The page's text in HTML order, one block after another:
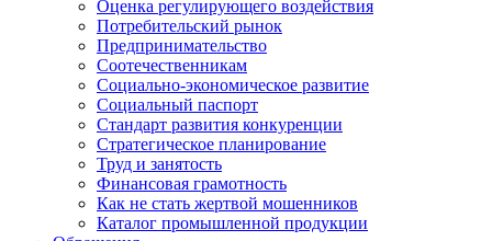
Оценка регулирующего воздействия
Потребительский рынок
Предпринимательство
Соотечественникам
Социально-экономическое развитие
Социальный паспорт
Стандарт развития конкуренции
Стратегическое планирование
Труд и занятость
Финансовая грамотность
Как не стать жертвой мошенников
Каталог промышленной продукции